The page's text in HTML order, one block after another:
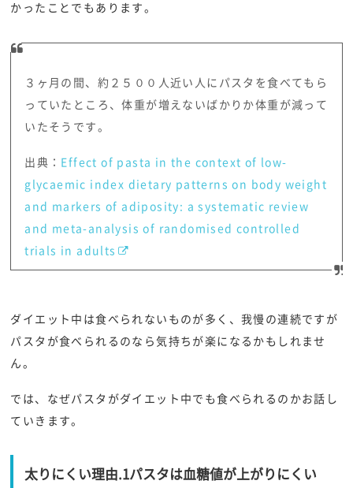
かったことでもあります。
３ヶ月の間、約２５００人近い人にパスタを食べてもら
っていたところ、体重が増えないばかりか体重が減って
いたそうです。
出典： Effect of pasta in the context of low-
glycaemic index dietary patterns on body weight
and markers of adiposity: a systematic review
and meta-analysis of randomised controlled
trials in adults
ダイエット中は食べられないものが多く、我慢の連続ですが
パスタが食べられるのなら気持ちが楽になるかもしれませ
ん。
では、なぜパスタがダイエット中でも食べられるのかお話し
ていきます。
太りにくい理由.1パスタは血糖値が上がりにくい